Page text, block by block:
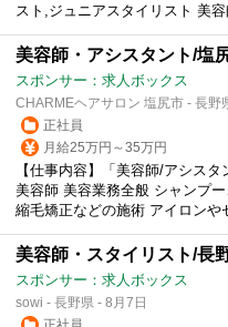
スト,ジュニアスタイリスト 美容
美容師・アシスタント/塩
スポンサー：求人ボックス
CHARMEヘアサロン 塩尻市 - 長野
正社員
月給25万円～35万円
【仕事内容】「美容師/アシス
美容師 美容業務全般 シャンプ
縮毛矯正などの施術 アイロンや
美容師・スタイリスト/長
スポンサー：求人ボックス
sowi - 長野県 - 8月7日